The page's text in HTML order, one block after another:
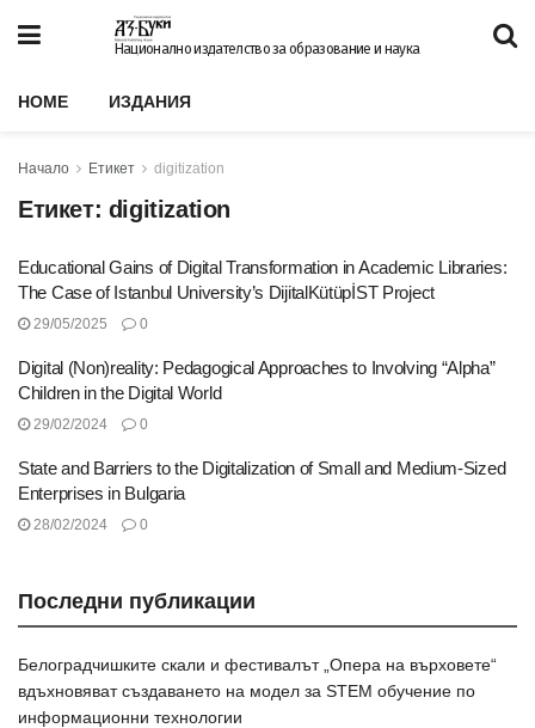
Национално издателство за образование и наука
HOME ИЗДАНИЯ
Начало Етикет digitization
Етикет: digitization
Educational Gains of Digital Transformation in Academic Libraries:
The Case of Istanbul University’s DijitalKütüpİST Project
29/05/2025 0
Digital (Non)reality: Pedagogical Approaches to Involving “Alpha”
Children in the Digital World
29/02/2024 0
State and Barriers to the Digitalization of Small and Medium-Sized
Enterprises in Bulgaria
28/02/2024 0
Последни публикации
Белоградчишките скали и фестивалът „Опера на върховете“
вдъхновяват създаването на модел за STEM обучение по
информационни технологии